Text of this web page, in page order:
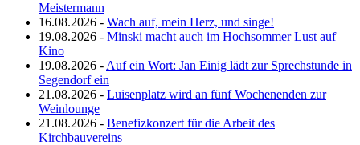
Meistermann
16.08.2026 - Wach auf, mein Herz, und singe!
19.08.2026 - Minski macht auch im Hochsommer Lust auf
Kino
19.08.2026 - Auf ein Wort: Jan Einig lädt zur Sprechstunde in
Segendorf ein
21.08.2026 - Luisenplatz wird an fünf Wochenenden zur
Weinlounge
21.08.2026 - Benefizkonzert für die Arbeit des
Kirchbauvereins